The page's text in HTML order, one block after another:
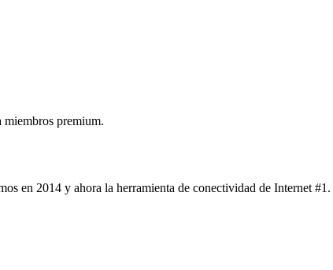
miembros premium.
en 2014 y ahora la herramienta de conectividad de Internet #1.